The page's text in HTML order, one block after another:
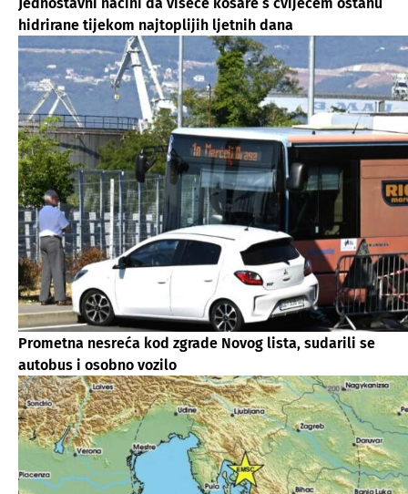
hidrirane tijekom najtoplijih ljetnih dana
Prometna nesreća kod zgrade Novog lista, sudarili se
autobus i osobno vozilo